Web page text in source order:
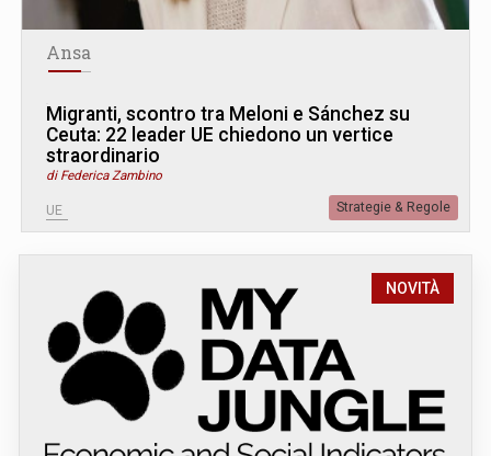
Ansa
Migranti, scontro tra Meloni e Sánchez su
Ceuta: 22 leader UE chiedono un vertice
straordinario
di Federica Zambino
UE Strategie & Regole
NOVITÀ